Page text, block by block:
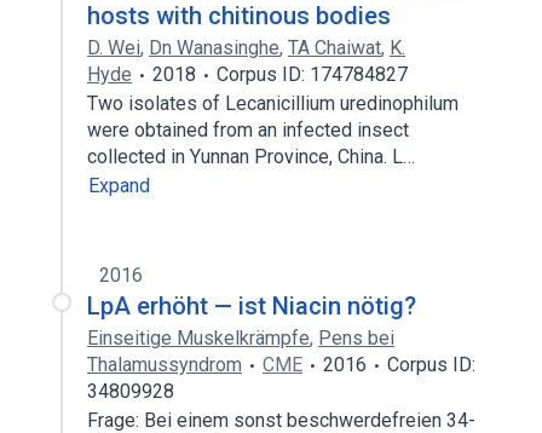
hosts with chitinous bodies
D. Wei, Dn Wanasinghe, TA Chaiwat, K.
Hyde
2018
Corpus ID: 174784827
Two isolates of Lecanicillium uredinophilum
were obtained from an infected insect
collected in Yunnan Province, China. L…
Expand
2016
LpA erhöht — ist Niacin nötig?
Einseitige Muskelkrämpfe, Pens bei
Thalamussyndrom
CME 2016
Corpus ID:
34809928
Frage: Bei einem sonst beschwerdefreien 34-